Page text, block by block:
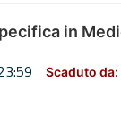
in
Scaduto